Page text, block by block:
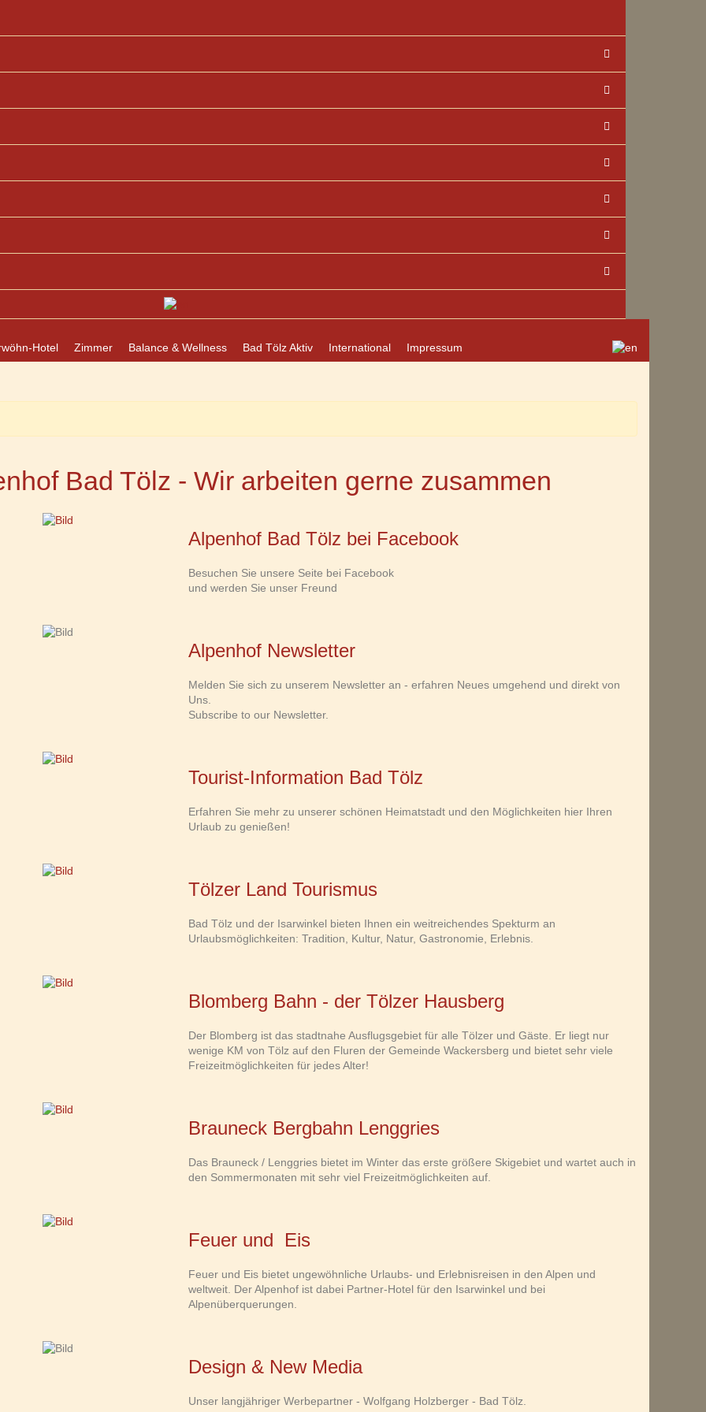
Hotel Zimmer Balance & Wellness Bad Tölz Aktiv International Impressum
Bad Tölz - Wir arbeiten gerne zusammen
Alpenhof Bad Tölz bei Facebook
Besuchen Sie unsere Seite bei Facebook
und werden Sie unser Freund
Alpenhof Newsletter
Melden Sie sich zu unserem Newsletter an - erfahren Neues umgehend und direkt von
Uns.
Subscribe to our Newsletter.
Tourist-Information Bad Tölz
Erfahren Sie mehr zu unserer schönen Heimatstadt und den Möglichkeiten hier Ihren
Urlaub zu genießen!
Tölzer Land Tourismus
Bad Tölz und der Isarwinkel bieten Ihnen ein weitreichendes Spekturm an
Urlaubsmöglichkeiten: Tradition, Kultur, Natur, Gastronomie, Erlebnis.
Blomberg Bahn - der Tölzer Hausberg
Der Blomberg ist das stadtnahe Ausflugsgebiet für alle Tölzer und Gäste. Er liegt nur
wenige KM von Tölz auf den Fluren der Gemeinde Wackersberg und bietet sehr viele
Freizeitmöglichkeiten für jedes Alter!
Brauneck Bergbahn Lenggries
Das Brauneck / Lenggries bietet im Winter das erste größere Skigebiet und wartet auch in
den Sommermonaten mit sehr viel Freizeitmöglichkeiten auf.
Feuer und Eis
Feuer und Eis bietet ungewöhnliche Urlaubs- und Erlebnisreisen in den Alpen und
weltweit. Der Alpenhof ist dabei Partner-Hotel für den Isarwinkel und bei
Alpenüberquerungen.
Design & New Media
Unser langjähriger Werbepartner - Wolfgang Holzberger - Bad Tölz.